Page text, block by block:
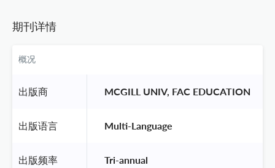
期刊详情
概况
出版商 MCGILL UNIV, FAC EDUCATION
出版语言 Multi-Language
出版频率 Tri-annual